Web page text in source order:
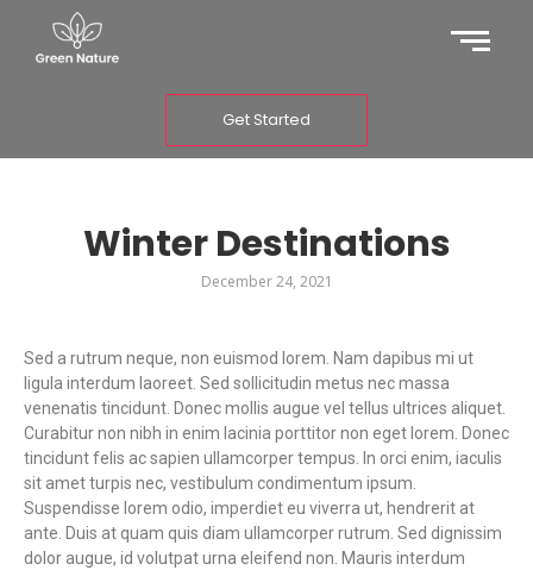
Get Started
Winter Destinations
December 24, 2021
Sed a rutrum neque, non euismod lorem. Nam dapibus mi ut
ligula interdum laoreet. Sed sollicitudin metus nec massa
venenatis tincidunt. Donec mollis augue vel tellus ultrices aliquet.
Curabitur non nibh in enim lacinia porttitor non eget lorem. Donec
tincidunt felis ac sapien ullamcorper tempus. In orci enim, iaculis
sit amet turpis nec, vestibulum condimentum ipsum.
Suspendisse lorem odio, imperdiet eu viverra ut, hendrerit at
ante. Duis at quam quis diam ullamcorper rutrum. Sed dignissim
dolor augue, id volutpat urna eleifend non. Mauris interdum